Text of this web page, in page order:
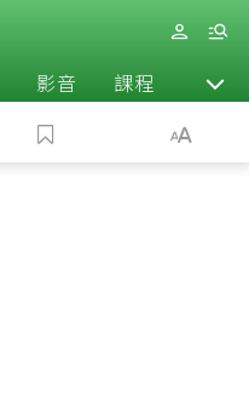
影音 課程 退休